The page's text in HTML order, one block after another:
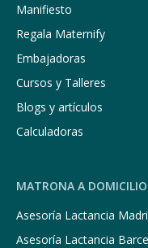
Manifiesto
Regala Maternify
Embajadoras
Cursos y Talleres
Blogs y artículos
Calculadoras
MATRONA A DOMICILIO
Asesoría Lactancia
Asesoría Lactancia